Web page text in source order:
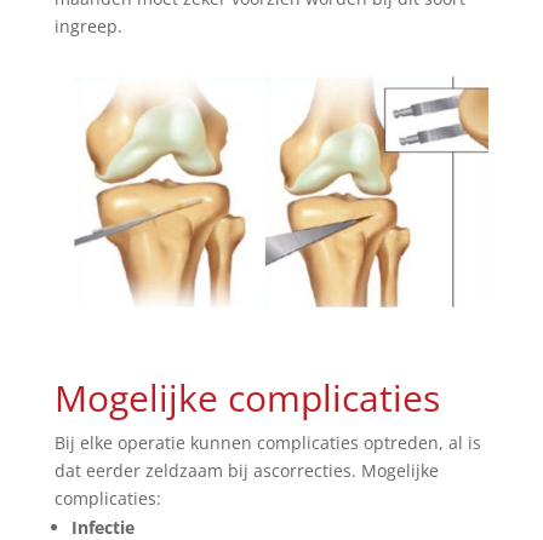
ingreep.
Mogelijke complicaties
Bij elke operatie kunnen complicaties optreden, al is
dat eerder zeldzaam bij ascorrecties. Mogelijke
complicaties:
Infectie